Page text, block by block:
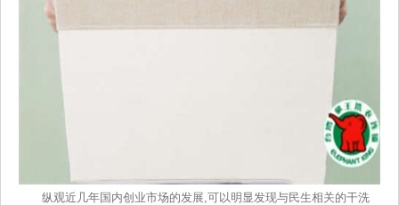
纵观近几年国内创业市场的发展,可以明显发现与民生相关的干洗